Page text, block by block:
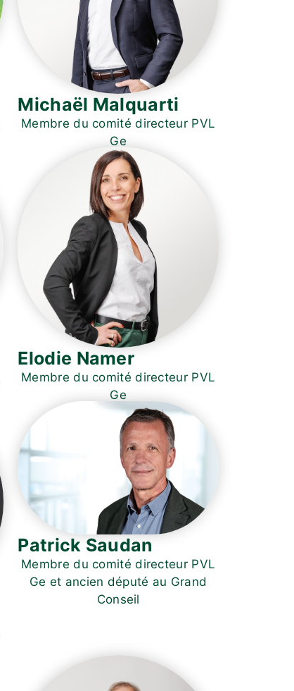
Michaël Malquarti
Membre du comité directeur PVL
Ge
Elodie Namer
Membre du comité directeur PVL
Ge
Patrick Saudan
Membre du comité directeur PVL
Ge et ancien député au Grand
Conseil